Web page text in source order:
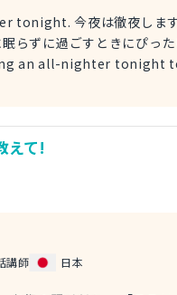
す。 自然でよく使われるカジュアルな表現です
眠らずに過ごすときにぴ
ている（徹夜状態） Looks like I’ll be up
験の勉強で、今夜は徹夜
えて!
講師
日本